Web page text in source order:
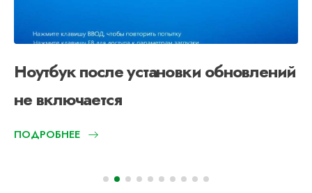
Экран компьютера не включается
ПОДРОБНЕЕ